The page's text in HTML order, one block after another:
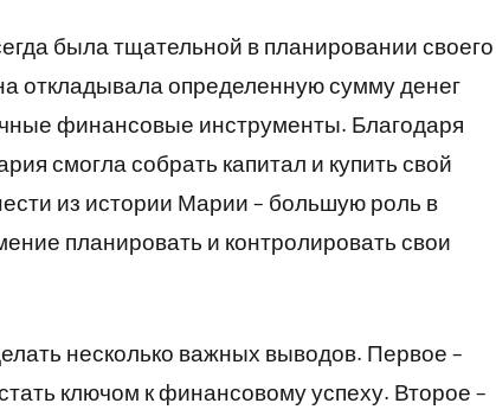
была тщательной в планировании своего
откладывала определенную сумму денег
финансовые инструменты. Благодаря
смогла собрать капитал и купить свой
из истории Марии – большую роль в
планировать и контролировать свои
несколько важных выводов. Первое –
ключом к финансовому успеху. Второе –